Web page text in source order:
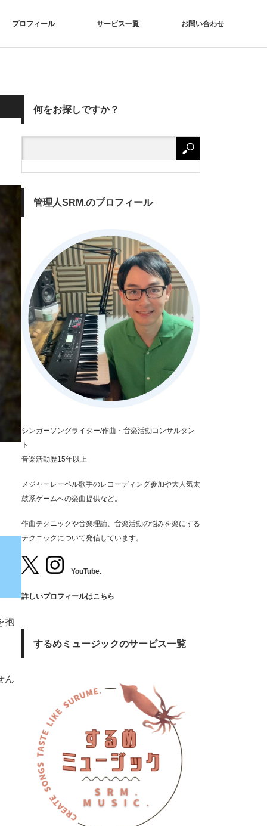
プロフィール サービス一覧 お問い合わせ
抱
ん
何をお探しですか？
管理人SRM.のプロフィール
シンガーソングライター/作曲・音楽活動コンサルタン
ト
音楽活動歴15年以上
メジャーレーベル歌手のレコーディング参加や大人気太
鼓系ゲームへの楽曲提供など。
作曲テクニックや音楽理論、音楽活動の悩みを楽にする
テクニックについて発信しています。
YouTube.
詳しいプロフィールはこちら
するめミュージックのサービス一覧